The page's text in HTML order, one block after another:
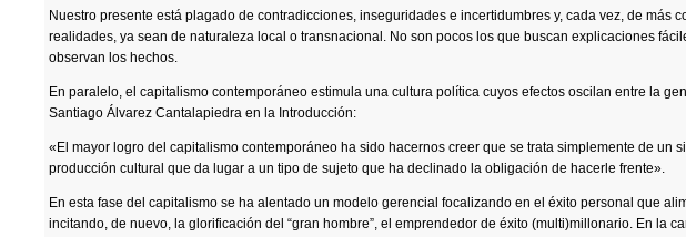
Nuestro presente está plagado de contradicciones, inseguridades e incertidumbres y, cada vez, de más
realidades, ya sean de naturaleza local o transnacional. No son pocos los que buscan explicaciones
observan los hechos.
En paralelo, el capitalismo contemporáneo estimula una cultura política cuyos efectos oscilan entre la
Santiago Álvarez Cantalapiedra en la Introducción:
«El mayor logro del capitalismo contemporáneo ha sido hacernos creer que se trata simplemente de un
producción cultural que da lugar a un tipo de sujeto que ha declinado la obligación de hacerle frente».
En esta fase del capitalismo se ha alentado un modelo gerencial focalizando en el éxito personal que
incitando, de nuevo, la glorificación del “gran hombre”, el emprendedor de éxito (multi)millonario. En la